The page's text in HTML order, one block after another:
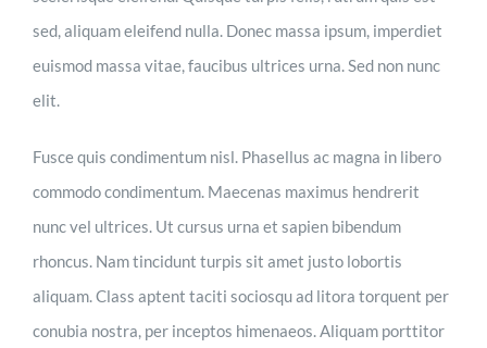
sed, aliquam eleifend nulla. Donec massa ipsum, imperdiet
euismod massa vitae, faucibus ultrices urna. Sed non nunc
elit.
Fusce quis condimentum nisl. Phasellus ac magna in libero
commodo condimentum. Maecenas maximus hendrerit
nunc vel ultrices. Ut cursus urna et sapien bibendum
rhoncus. Nam tincidunt turpis sit amet justo lobortis
aliquam. Class aptent taciti sociosqu ad litora torquent per
conubia nostra, per inceptos himenaeos. Aliquam porttitor